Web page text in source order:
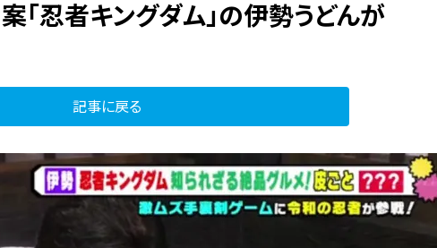
「忍者キングダム」の伊勢うどんが
記事に戻る